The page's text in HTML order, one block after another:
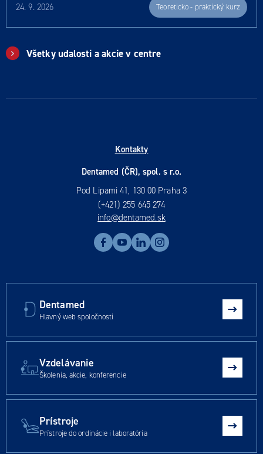
24. 9. 2026 Teoreticko - praktický kurz
Všetky udalosti a akcie v centre
Kontakty
Dentamed (ČR), spol. s r.o.
Pod Lipami 41, 130 00 Praha 3
(+421) 255 645 274
info@dentamed.sk
Dentamed
Hlavný web spoločnosti
Vzdelávanie
Školenia, akcie, konferencie
Prístroje
Prístroje do ordinácie i laboratória